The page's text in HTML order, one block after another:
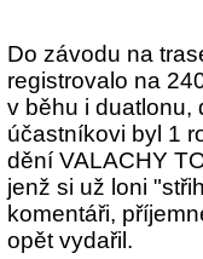
Do závodu na
registrovalo na
v běhu i duatlonu,
účastníkovi byl 1
dění VALACHY
jenž si už loni
komentáři,
opět vydařil.